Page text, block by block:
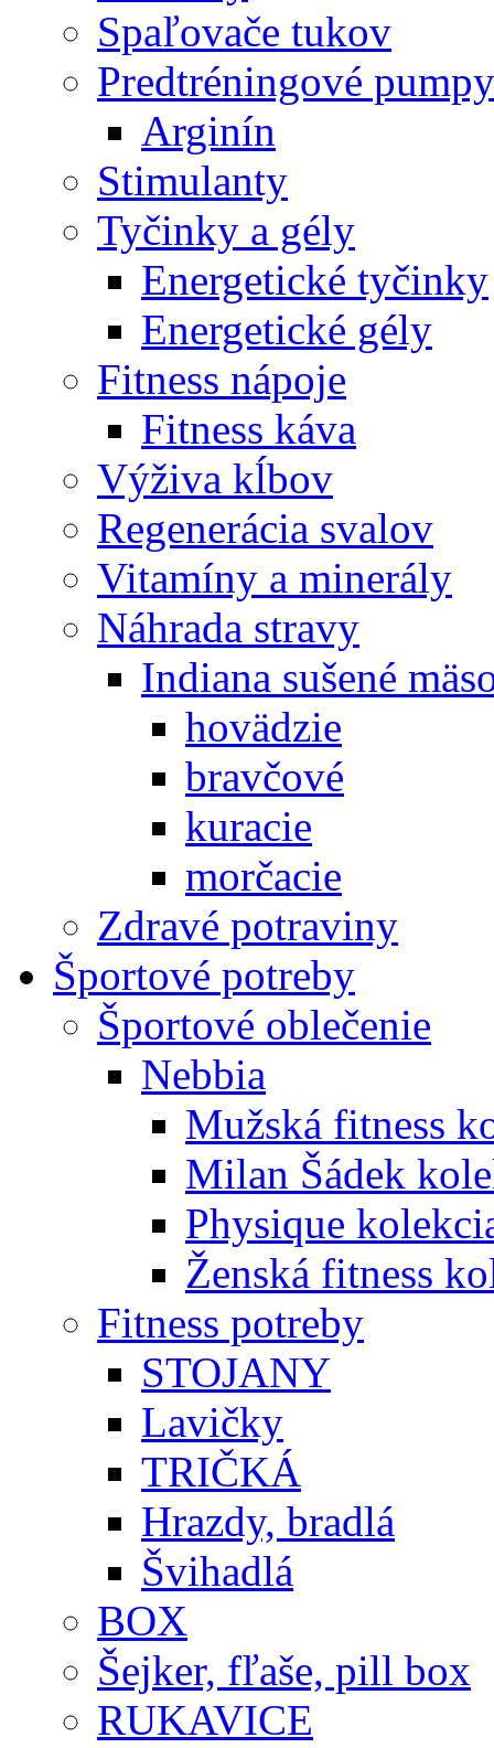
Spaľovače tukov
Predtréningové pumpy
Arginín
Stimulanty
Tyčinky a gély
Energetické tyčinky
Energetické gély
Fitness nápoje
Fitness káva
Výživa kĺbov
Regenerácia svalov
Vitamíny a minerály
Náhrada stravy
Indiana sušené
hovädzie
bravčové
kuracie
morčacie
Zdravé potraviny
Športové potreby
Športové oblečenie
Nebbia
Mužská fitness
Milan Šádek
Physique
Ženská fitness
Fitness potreby
STOJANY
Lavičky
TRIČKÁ
Hrazdy, bradlá
Švihadlá
BOX
Šejker, fľaše, pill box
RUKAVICE